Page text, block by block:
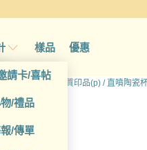
請卡/喜帖
/禮品
/傳單
樣品 優惠
頁/ 所有產品 硬質印品(p) / 直噴陶瓷